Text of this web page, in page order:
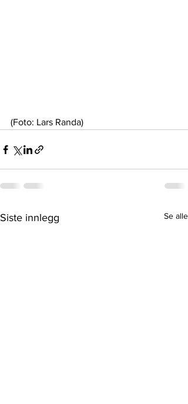
(Foto: Lars Randa)
Siste innlegg Se alle